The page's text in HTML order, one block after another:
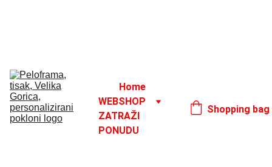
Home
WEBSHOP
ZATRAŽI
PONUDU
Shopping bag